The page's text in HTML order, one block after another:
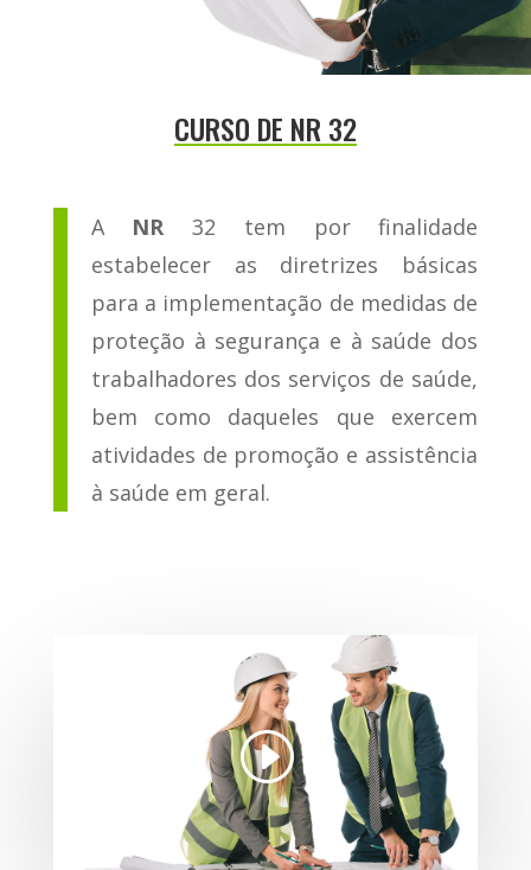
CURSO DE NR 32
A NR 32 tem por finalidade
estabelecer as diretrizes básicas
para a implementação de medidas de
proteção à segurança e à saúde dos
trabalhadores dos serviços de saúde,
bem como daqueles que exercem
atividades de promoção e assistência
à saúde em geral.